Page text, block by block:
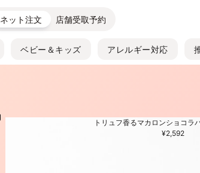
ネット注文 店舗受取予約
ベビー＆キッズ アレルギー対応
トリュフ香るマカロンショコラ
¥2,592